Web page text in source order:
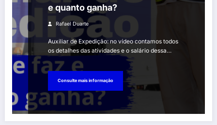
e quanto ganha?
Rafael Duarte
Auxiliar de Expedição: no vídeo contamos todos
os detalhes das atividades e o salário dessa…
Consulte mais informação